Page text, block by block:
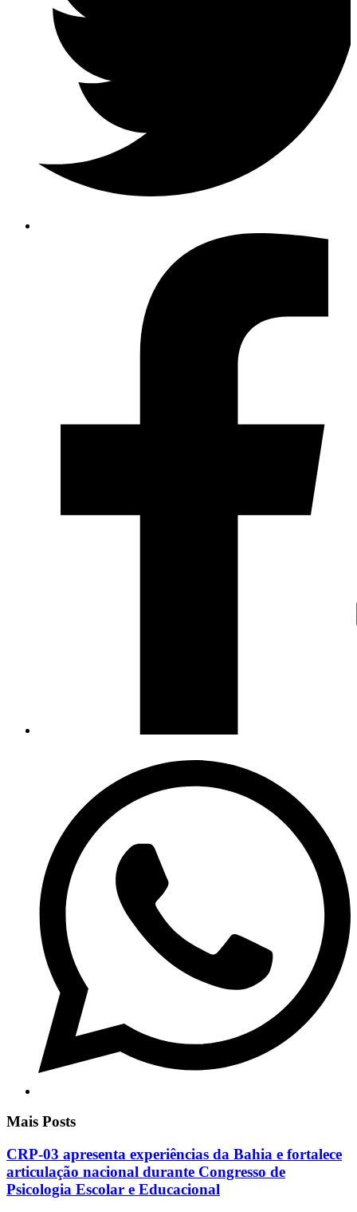
Mais Posts
CRP-03 apresenta experiências da Bahia e fortalece
articulação nacional durante Congresso de
Psicologia Escolar e Educacional